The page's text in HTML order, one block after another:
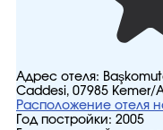
Адрес отеля:
Caddesi, 07985 Kemer/
Расположение отеля
Год постройки: 2005